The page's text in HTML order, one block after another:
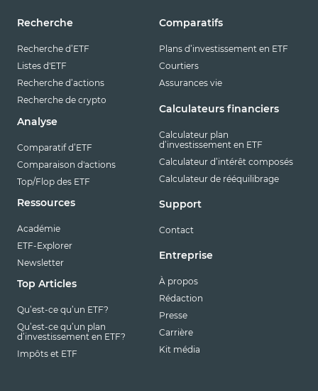
Recherche
Recherche d’ETF
Listes d'ETF
Recherche d’actions
Recherche de crypto
Analyse
Comparatif d’ETF
Comparaison d'actions
Top/Flop des ETF
Ressources
Académie
ETF-Explorer
Newsletter
Top Articles
Qu’est-ce qu’un ETF?
Qu’est-ce qu’un plan
d’investissement en ETF?
Impôts et ETF
Comparatifs
Plans d’investissement en ETF
Courtiers
Assurances vie
Calculateurs financiers
Calculateur plan
d’investissement en ETF
Calculateur d’intérêt composés
Calculateur de rééquilibrage
Support
Contact
Entreprise
À propos
Rédaction
Presse
Carrière
Kit média